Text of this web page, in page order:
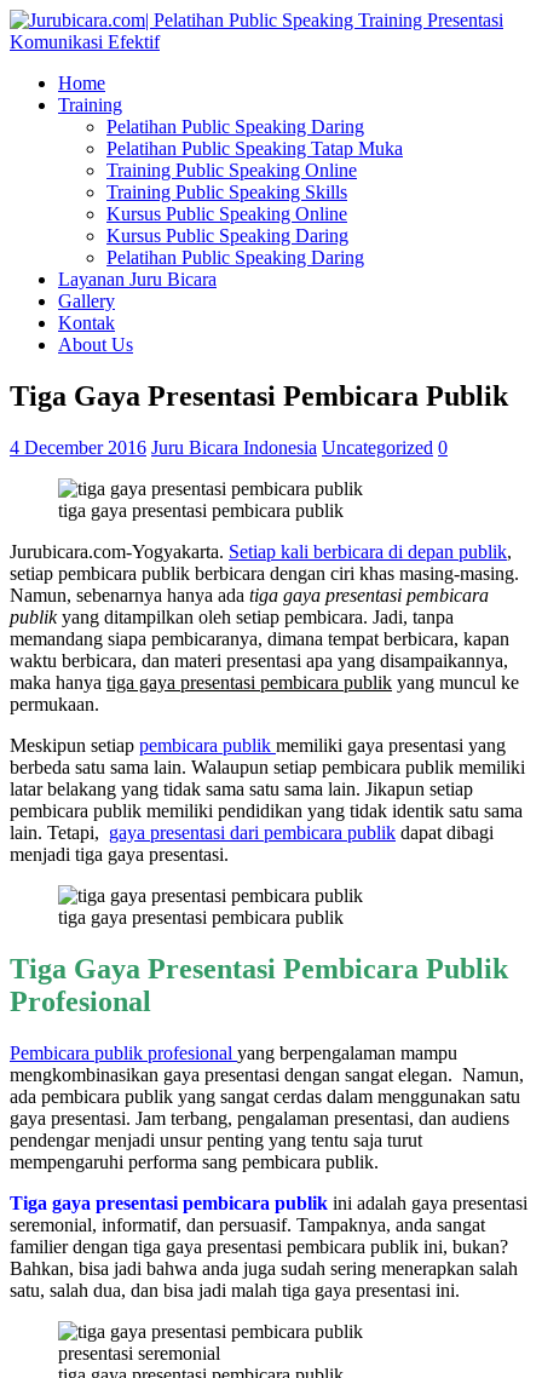
Home
Training
Pelatihan Public Speaking Daring
Pelatihan Public Speaking Tatap Muka
Training Public Speaking Online
Training Public Speaking Skills
Kursus Public Speaking Online
Kursus Public Speaking Daring
Pelatihan Public Speaking Daring
Layanan Juru Bicara
Gallery
Kontak
About Us
Tiga Gaya Presentasi Pembicara Publik
4 December 2016 Juru Bicara Indonesia Uncategorized 0
tiga gaya presentasi pembicara publik
Jurubicara.com-Yogyakarta. Setiap kali berbicara di depan publik,
setiap pembicara publik berbicara dengan ciri khas masing-masing.
Namun, sebenarnya hanya ada tiga gaya presentasi pembicara
publikyang ditampilkan oleh setiap pembicara. Jadi, tanpa
memandang siapa pembicaranya, dimana tempat berbicara, kapan
waktu berbicara, dan materi presentasi apa yang disampaikannya,
maka hanya tiga gaya presentasi pembicara publik yang muncul ke
permukaan.
Meskipun setiap pembicara publik memiliki gaya presentasi yang
berbeda satu sama lain. Walaupun setiap pembicara publik memiliki
latar belakang yang tidak sama satu sama lain. Jikapun setiap
pembicara publik memiliki pendidikan yang tidak identik satu sama
lain. Tetapi, gaya presentasi dari pembicara publik dapat dibagi
menjadi tiga gaya presentasi.
tiga gaya presentasi pembicara publik
Tiga Gaya Presentasi Pembicara Publik
Profesional
Pembicara publik profesional yang berpengalaman mampu
mengkombinasikan gaya presentasi dengan sangat elegan. Namun,
ada pembicara publik yang sangat cerdas dalam menggunakan satu
gaya presentasi. Jam terbang, pengalaman presentasi, dan audiens
pendengar menjadi unsur penting yang tentu saja turut
mempengaruhi performa sang pembicara publik.
Tiga gaya presentasi pembicara publik ini adalah gaya presentasi
seremonial, informatif, dan persuasif. Tampaknya, anda sangat
familier dengan tiga gaya presentasi pembicara publik ini, bukan?
Bahkan, bisa jadi bahwa anda juga sudah sering menerapkan salah
satu, salah dua, dan bisa jadi malah tiga gaya presentasi ini.